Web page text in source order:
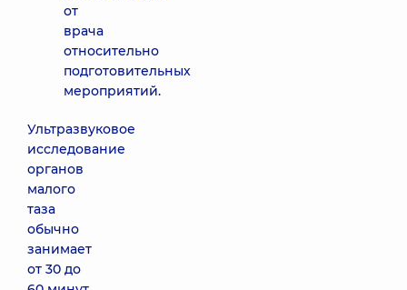
от
врача
относительно
подготовительных
мероприятий.
Ультразвуковое
исследование
органов
малого
таза
обычно
занимает
от 30 до